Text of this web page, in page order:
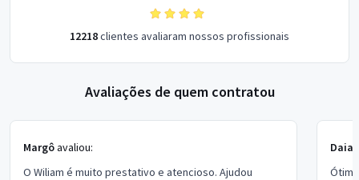
12218clientes avaliaram nossos profissionais
Avaliações de quem contratou
Margôavaliou:
O Wiliam é muito prestativo e atencioso. Ajudou